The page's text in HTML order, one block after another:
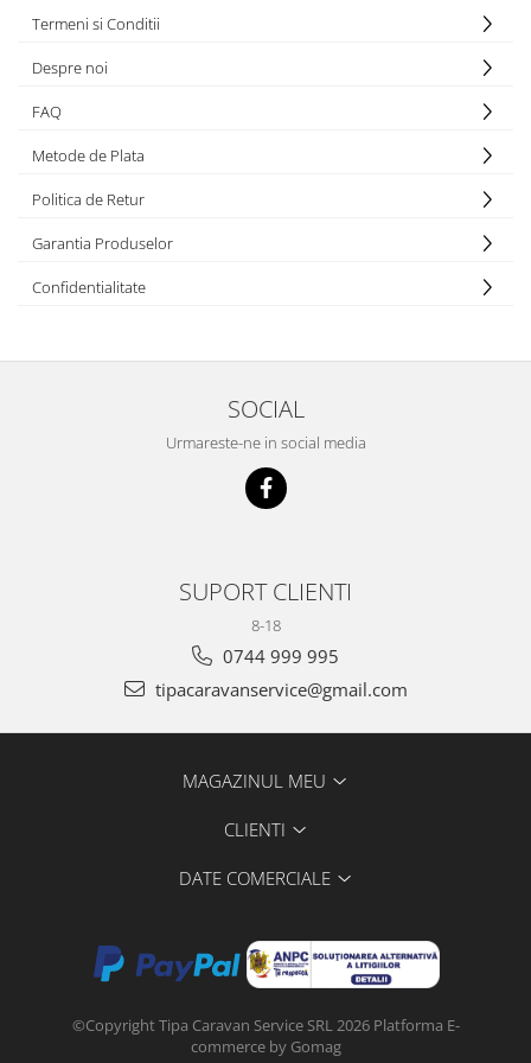
Termeni si Conditii
Despre noi
FAQ
Metode de Plata
Politica de Retur
Garantia Produselor
Confidentialitate
SOCIAL
Urmareste-ne in social media
SUPORT CLIENTI
8-18
0744 999 995
tipacaravanservice@gmail.com
MAGAZINUL MEU
CLIENTI
DATE COMERCIALE
©Copyright Tipa Caravan Service SRL 2026 Platforma E-
commerce by Gomag